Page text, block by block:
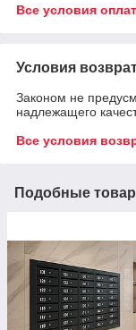
Все условия
Условия
Законом не
надлежащего
Все условия
Подобные